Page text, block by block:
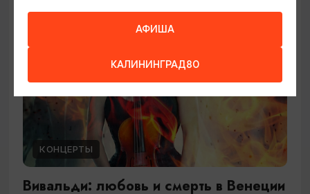
КОНЦЕРТЫ
Вивальди: любовь и смерть в Венеции
АФИША
КАЛИНИНГРАД80